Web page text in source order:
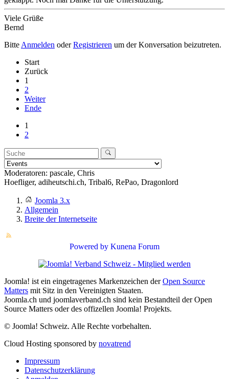
Viele Grüße
Bernd
Bitte Anmelden oderRegistrieren um der Konversation beizutreten.
Start
Zurück
1
2
Weiter
Ende
1
2
Moderatoren: pascale, Chris
Hoefliger, adiheutschi.ch, Tribal6, RePao, Dragonlord
Joomla 3.x
Allgemein
Breite der Internetseite
Powered by Kunena Forum
Joomla! ist ein eingetragenes Markenzeichen derOpen Source
Matters mit Sitz in den Vereinigten Staaten.
Joomla.ch und joomlaverband.ch sind kein Bestandteil der Open
Source Matters oder des offizellen Joomla! Projekts.
© Joomla! Schweiz. Alle Rechte vorbehalten.
Cloud Hosting sponsored by novatrend
Impressum
Datenschutzerklärung